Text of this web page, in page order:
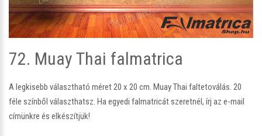
72. Muay Thai falmatrica
A legkisebb választható méret 20 x 20 cm. Muay Thai faltetoválás. 20
féle színből választhatsz. Ha egyedi falmatricát szeretnél, írj az e-mail
címünkre és elkészítjük!